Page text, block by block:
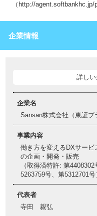
（http://
企業情報
詳し
企業名
Sansan株式会社（東証プ
事業内容
働き方を変えるDXサービ
の企画・開発・販売
（取得済特許: 第
5263759号、第5312701号
代表者
寺田 親弘